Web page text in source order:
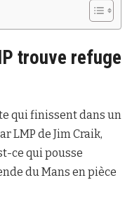
trouve refuge
qui finissent dans un
LMP de Jim Craik,
ce qui pousse
du Mans en pièce